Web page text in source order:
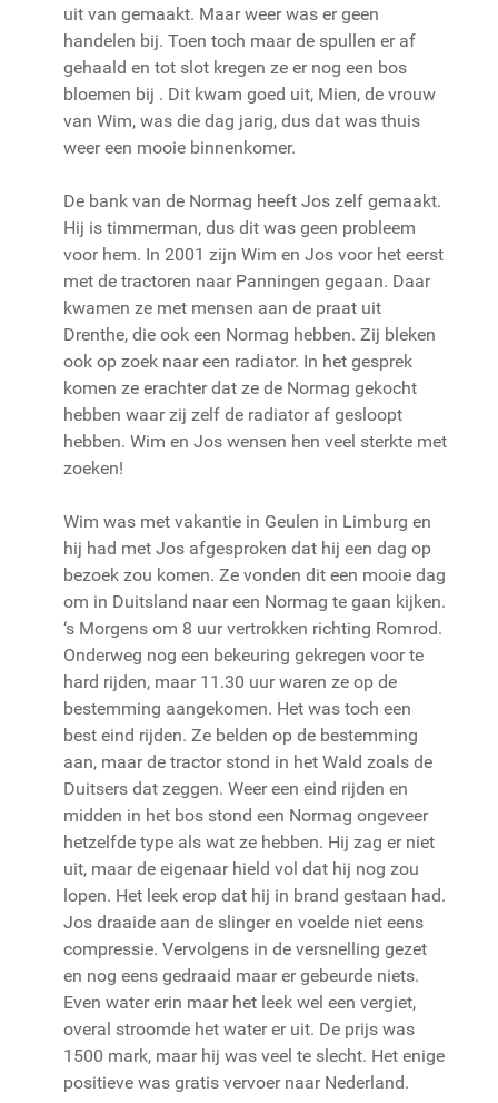
uit van gemaakt. Maar weer was er geen
handelen bij. Toen toch maar de spullen er af
gehaald en tot slot kregen ze er nog een bos
bloemen bij . Dit kwam goed uit, Mien, de vrouw
van Wim, was die dag jarig, dus dat was thuis
weer een mooie binnenkomer.
De bank van de Normag heeft Jos zelf gemaakt.
Hij is timmerman, dus dit was geen probleem
voor hem. In 2001 zijn Wim en Jos voor het eerst
met de tractoren naar Panningen gegaan. Daar
kwamen ze met mensen aan de praat uit
Drenthe, die ook een Normag hebben. Zij bleken
ook op zoek naar een radiator. In het gesprek
komen ze erachter dat ze de Normag gekocht
hebben waar zij zelf de radiator af gesloopt
hebben. Wim en Jos wensen hen veel sterkte met
zoeken!
Wim was met vakantie in Geulen in Limburg en
hij had met Jos afgesproken dat hij een dag op
bezoek zou komen. Ze vonden dit een mooie dag
om in Duitsland naar een Normag te gaan kijken.
‘s Morgens om 8 uur vertrokken richting Romrod.
Onderweg nog een bekeuring gekregen voor te
hard rijden, maar 11.30 uur waren ze op de
bestemming aangekomen. Het was toch een
best eind rijden. Ze belden op de bestemming
aan, maar de tractor stond in het Wald zoals de
Duitsers dat zeggen. Weer een eind rijden en
midden in het bos stond een Normag ongeveer
hetzelfde type als wat ze hebben. Hij zag er niet
uit, maar de eigenaar hield vol dat hij nog zou
lopen. Het leek erop dat hij in brand gestaan had.
Jos draaide aan de slinger en voelde niet eens
compressie. Vervolgens in de versnelling gezet
en nog eens gedraaid maar er gebeurde niets.
Even water erin maar het leek wel een vergiet,
overal stroomde het water er uit. De prijs was
1500 mark, maar hij was veel te slecht. Het enige
positieve was gratis vervoer naar Nederland.